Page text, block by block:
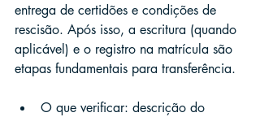
entrega de certidões e condições de
rescisão. Após isso, a escritura (quando
aplicável) e o registro na matrícula são
etapas fundamentais para transferência.
O que verificar: descrição do